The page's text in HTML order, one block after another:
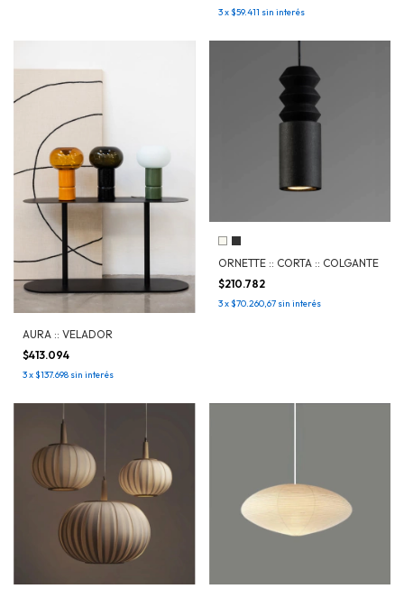
3x$59.411 sin interés
AURA :: VELADOR
$413.094
3x$137.698 sin interés
ORNETTE :: CORTA :: COLGANTE
$210.782
3x$70.260,67 sin interés